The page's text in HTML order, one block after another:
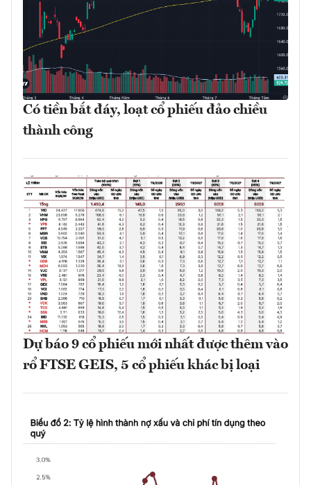
Có tiền bắt đáy, loạt cổ phiếu đảo chiều
thành công
Dự báo 9 cổ phiếu mới nhất được thêm vào
rổ FTSE GEIS, 5 cổ phiếu khác bị loại